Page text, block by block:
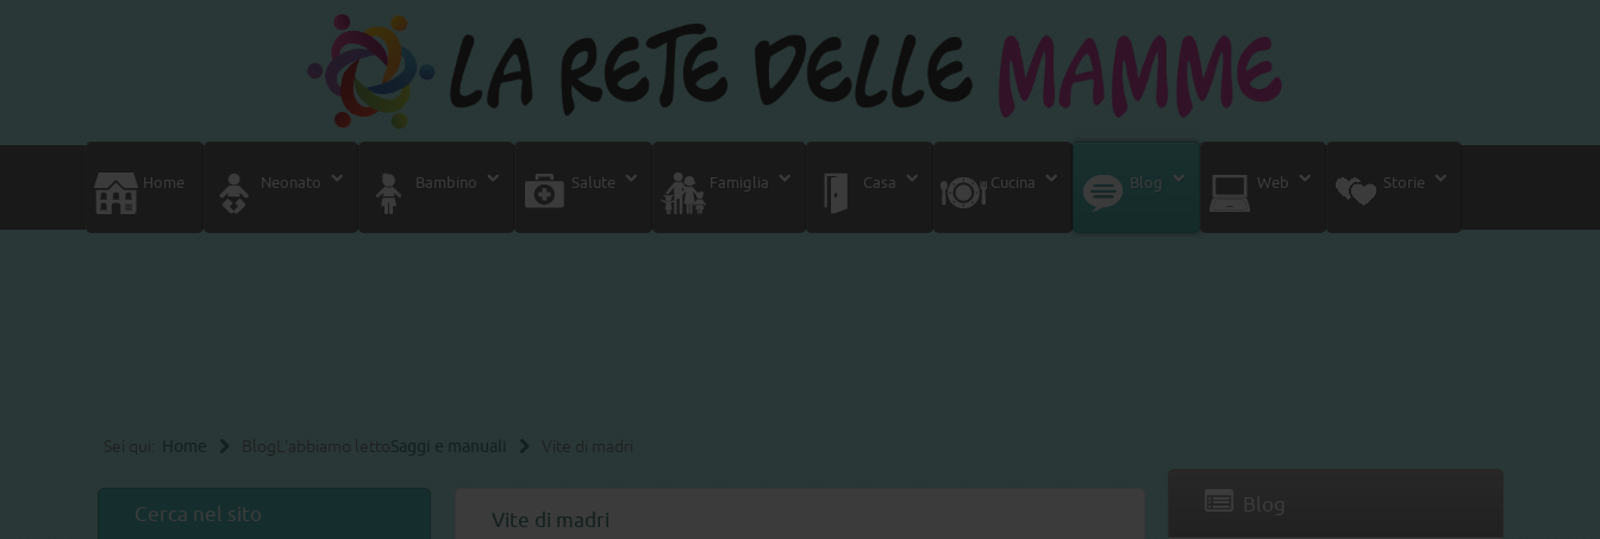
Home Neonato Bambino Salute Famiglia Casa Cucina Blog Web Storie
Sei qui: Home Blog L'abbiamo letto Saggi e manuali Vite di madri
Vite di madri
Cerca nel sito Blog